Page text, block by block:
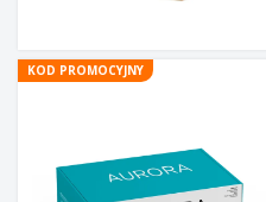
KOD PROMOCYJNY